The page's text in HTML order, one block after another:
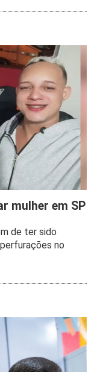
mulher em SP
de ter sido
no